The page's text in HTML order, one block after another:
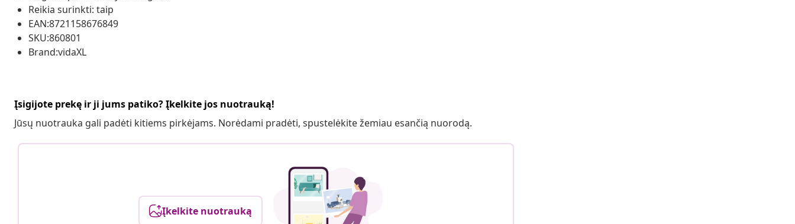
Reikia surinkti: taip
EAN:8721158676849
SKU:860801
Brand:vidaXL
Įsigijote prekę ir ji jums patiko? Įkelkite jos nuotrauką!
Jūsų nuotrauka gali padėti kitiems pirkėjams. Norėdami pradėti, spustelėkite žemiau esančią nuorodą.
Įkelkite nuotrauką